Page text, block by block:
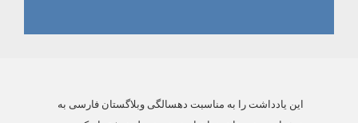
این یادداشت را به مناسبت دهسالگی وبلاگستان فارسی به